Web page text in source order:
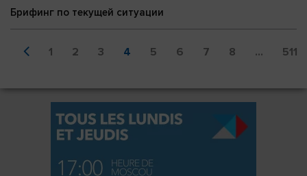
Брифинг по текущей ситуации
1 2 3 4 5 6 7 8 ... 511